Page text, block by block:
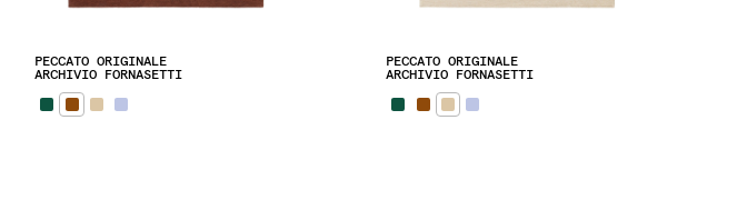
PECCATO ORIGINALE
ARCHIVIO FORNASETTI
PECCATO ORIGINALE
ARCHIVIO FORNASETTI